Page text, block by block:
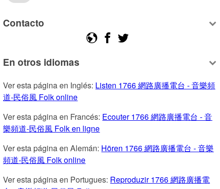
Contacto
En otros idiomas
Ver esta página en Inglés: Listen 1766 網路廣播電台 - 音樂頻
道-民俗風 Folk online
Ver esta página en Francés: Ecouter 1766 網路廣播電台 - 音
樂頻道-民俗風 Folk en ligne
Ver esta página en Alemán: Hören 1766 網路廣播電台 - 音樂
頻道-民俗風 Folk online
Ver esta página en Portugues: Reproduzir 1766 網路廣播電